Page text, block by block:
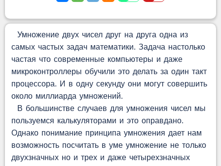
Умножение двух чисел друг на друга одна из
самых частых задач математики. Задача настолько
частая что современные компьютеры и даже
микроконтроллеры обучили это делать за один такт
процессора. И в одну секунду они могут совершить
около миллиарда умножений.
В большинстве случаев для умножения чисел мы
пользуемся калькуляторами и это оправдано.
Однако понимание принципа умножения дает нам
возможность посчитать в уме умножение не только
двухзначных но и трех и даже четырехзначных